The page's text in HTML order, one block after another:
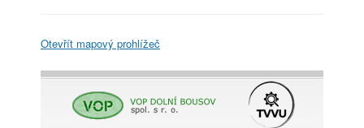
Otevřít mapový prohlížeč